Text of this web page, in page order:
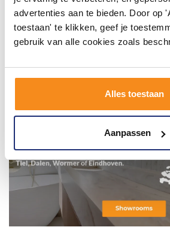
advertenties aan te bieden. Door op
toestaan' te klikken, geef je
gebruik van alle cookies zoals
Alles toestaan
Aanpassen